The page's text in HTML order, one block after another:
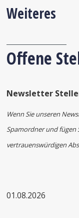
Weiteres
Offene
Newsletter
Wenn Sie unseren
Spamordner und fügen
vertrauenswürdigen
01.08.2026